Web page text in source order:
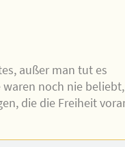
außer man tut es
noch nie
die die Freiheit